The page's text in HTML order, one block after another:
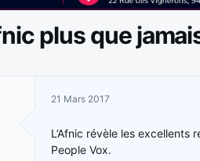
plus que
21 Mars 2017
L’Afnic révèle les
People Vox.